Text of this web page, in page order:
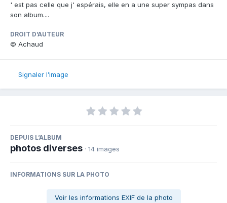
' est pas celle que j' espérais, elle en a une super sympas dans
son album....
DROIT D’AUTEUR
© Achaud
Signaler l’image
DEPUIS L’ALBUM
photos diverses · 14 images
INFORMATIONS SUR LA PHOTO
Voir les informations EXIF de la photo